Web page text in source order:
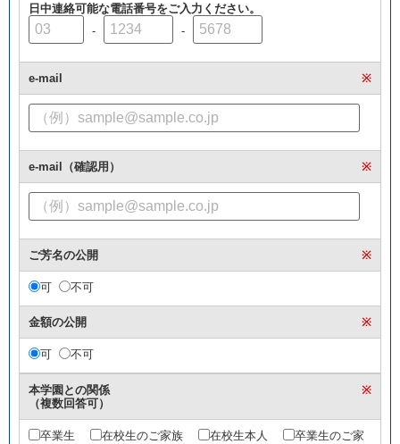
日中連絡可能な電話番号をご入力ください。
-
-
e-mail ※
e-mail（確認用） ※
ご芳名の公開 ※
可 不可
金額の公開 ※
可 不可
本学園との関係
※
（複数回答可）
卒業生 在校生のご家族 在校生本人
卒業生のご家